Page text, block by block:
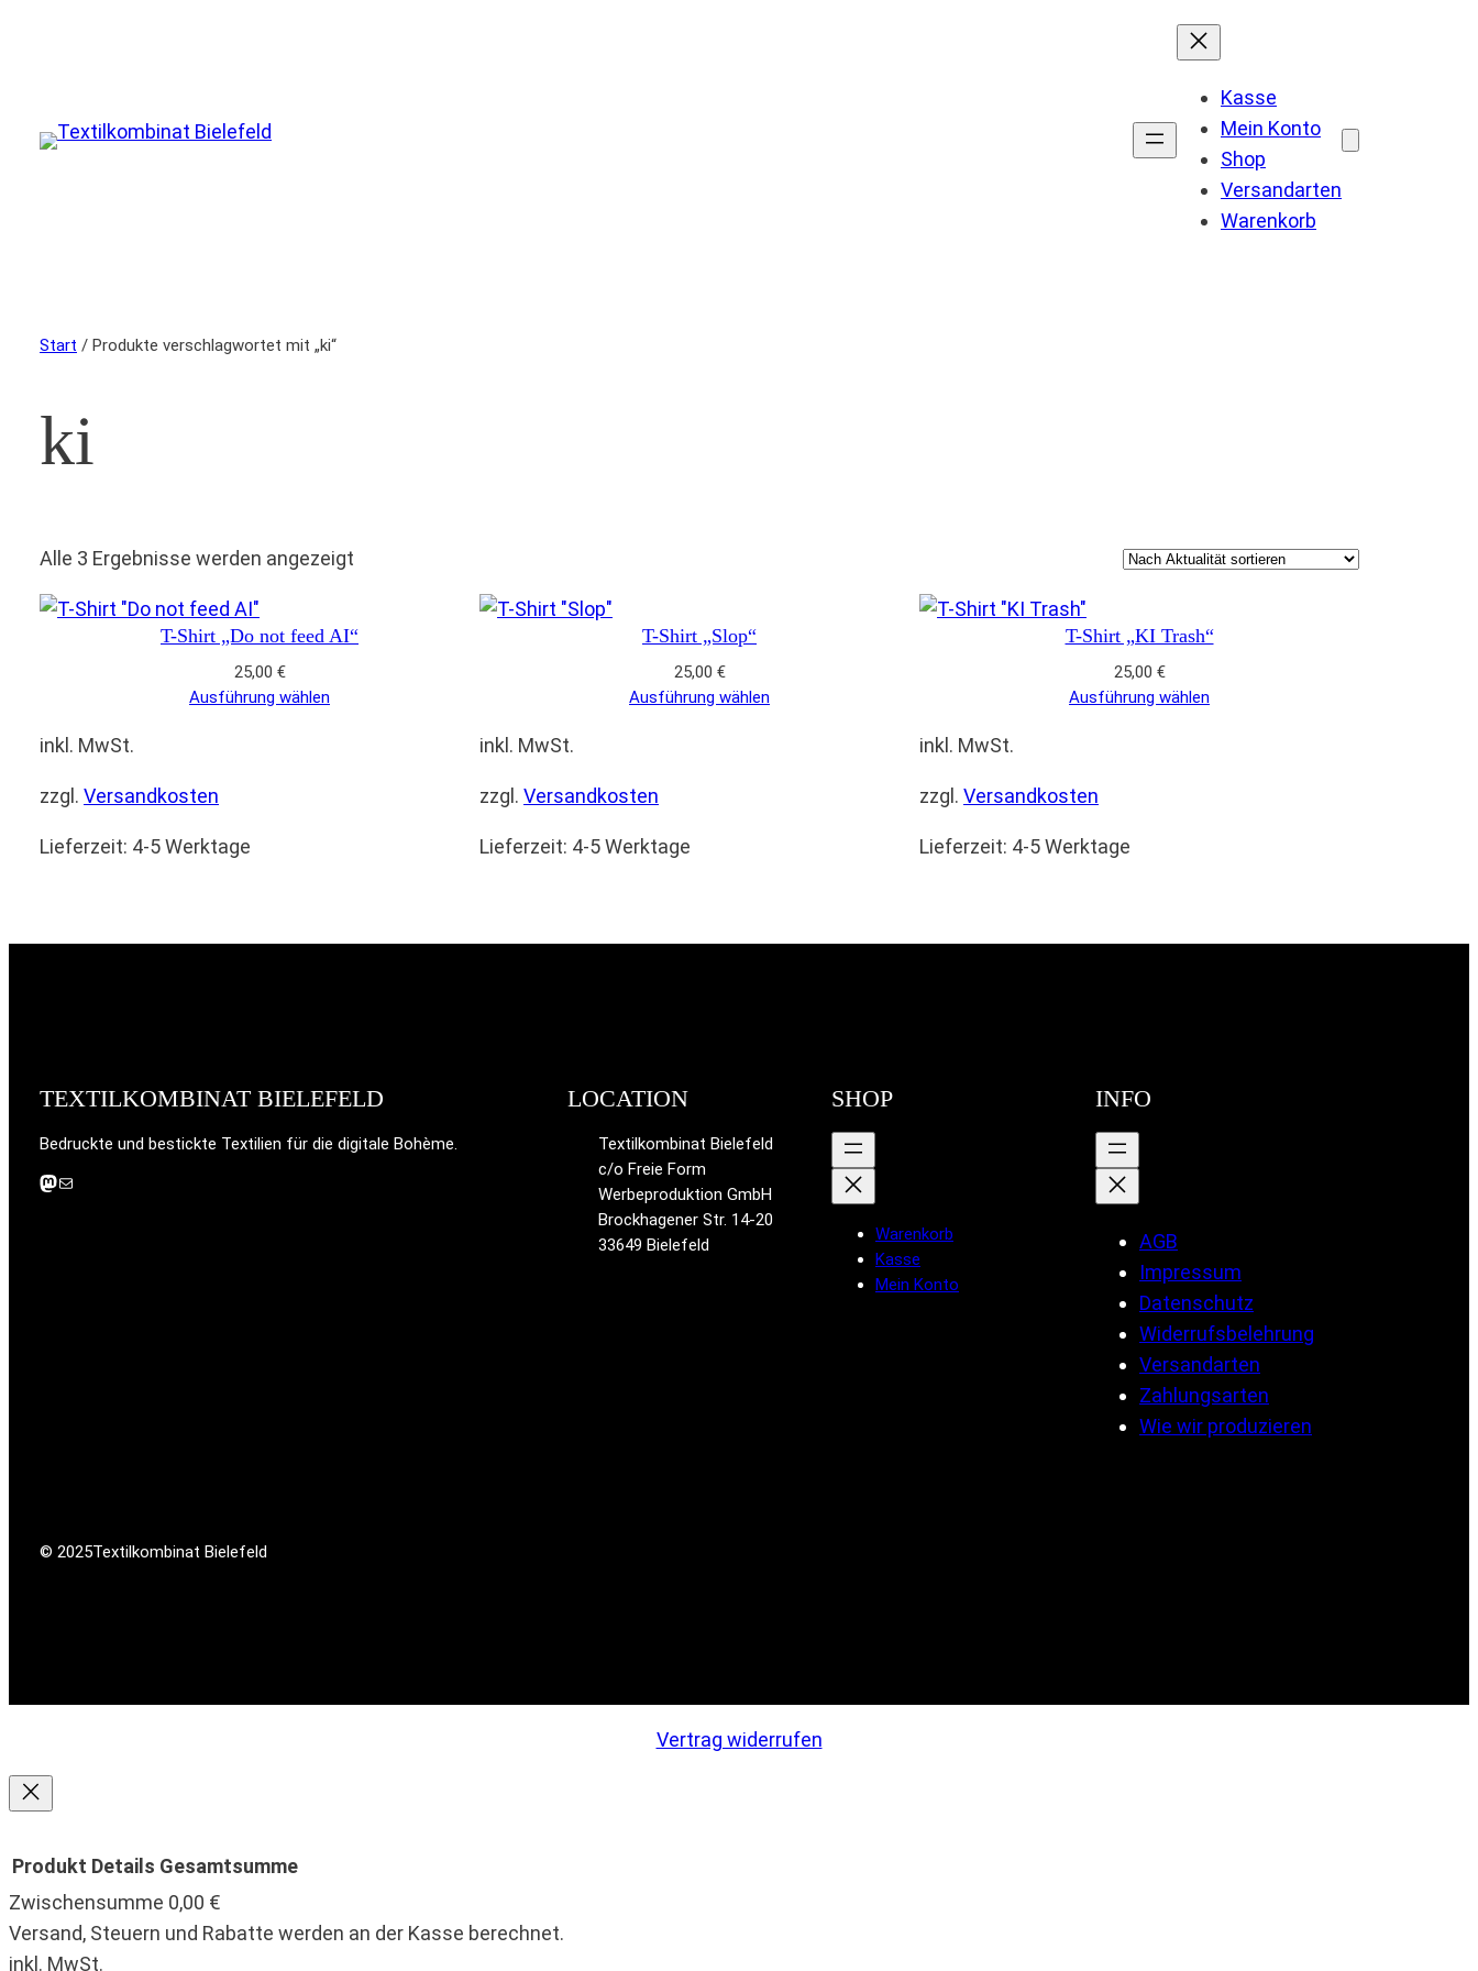
Kasse
Mein Konto
Shop
Versandarten
Warenkorb
Start / Produkte verschlagwortet mit „ki“
ki
Alle 3 Ergebnisse werden angezeigt
T-Shirt „Do not feed AI“
25,00 €
Ausführung wählen
inkl. MwSt.
zzgl. Versandkosten
Lieferzeit: 4-5 Werktage
T-Shirt „Slop“
25,00 €
Ausführung wählen
inkl. MwSt.
zzgl. Versandkosten
Lieferzeit: 4-5 Werktage
T-Shirt „KI Trash“
25,00 €
Ausführung wählen
inkl. MwSt.
zzgl. Versandkosten
Lieferzeit: 4-5 Werktage
TEXTILKOMBINAT BIELEFELD
Bedruckte und bestickte Textilien für die digitale Bohème.
Mastodon
E-Mail
LOCATION
Textilkombinat Bielefeld
c/o Freie Form
Werbeproduktion GmbH
Brockhagener Str. 14-20
33649 Bielefeld
SHOP
Warenkorb
Kasse
Mein Konto
INFO
AGB
Impressum
Datenschutz
Widerrufsbelehrung
Versandarten
Zahlungsarten
Wie wir produzieren
© 2025Textilkombinat Bielefeld
Vertrag widerrufen
Produkte
Produkt Details Gesamtsumme
Zwischensumme 0,00 €
Versand, Steuern und Rabatte werden an der Kasse berechnet.
inkl. MwSt.